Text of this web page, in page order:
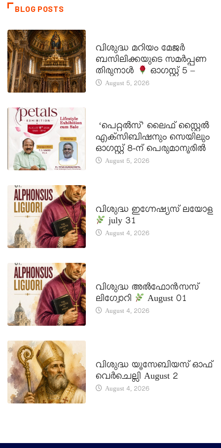
BLOG POSTS
വിശുദ്ധ മറിയം മേജർ
ബസിലിക്കയുടെ സമർപ്പണ
തിരുനാൾ
ഓഗസ്റ്റ് 5 –
August 5, 2026
‘പെറ്റൽസ്’ ലൈഫ് സ്റ്റൈൽ
എക്സിബിഷനും സെയിലും
ഓഗസ്റ്റ് 8-ന് പെരുമാനൂരിൽ
August 5, 2026
വിശുദ്ധ ഇഗ്നേഷ്യസ് ലയോള
july 31
August 4, 2026
വിശുദ്ധ അൽഫോൻസസ്
ലിഗ്വോറി
August 01
August 4, 2026
വിശുദ്ധ യൂസേബിയസ് ഓഫ്
വെർചെല്ലി August 2
August 4, 2026